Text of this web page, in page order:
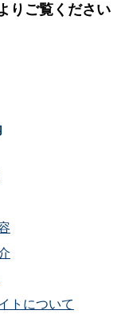
りご覧ください
トについて